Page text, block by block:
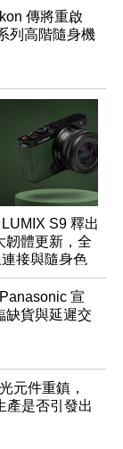
傳將重啟
列高階隨身機
S9 釋出
韌體更新，全
接與隨身色
宣
缺貨與延遲交
元件重鎮，
產是否引發出